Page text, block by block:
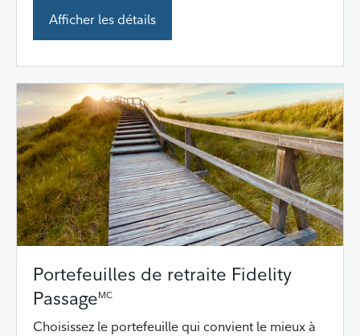
Afficher les détails
Portefeuilles de retraite Fidelity
PassageMC
Choisissez le portefeuille qui convient le mieux à